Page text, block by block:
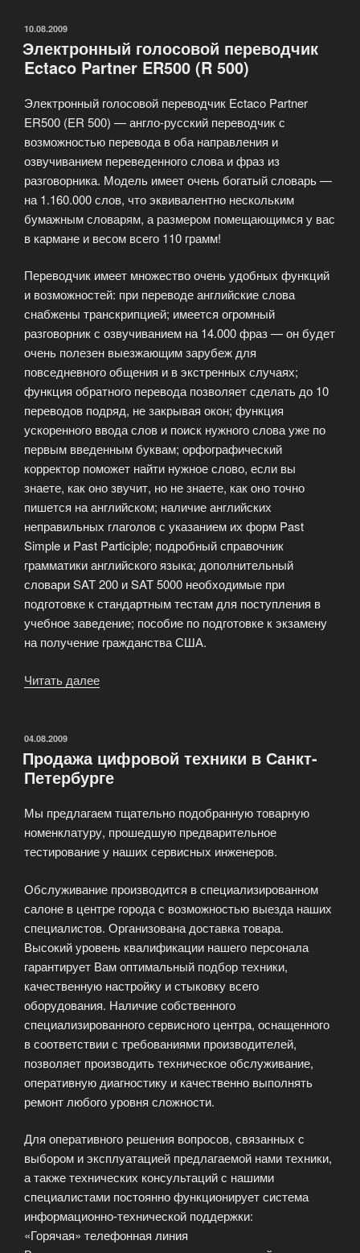
HP
и
в
нашем
магазине!»
ОПУБЛИКОВАНО
10.08.2009
Электронный голосовой переводчик
Ectaco Partner ER500 (R 500)
Электронный голосовой переводчик Ectaco Partner
ER500 (ER 500) — англо-русский переводчик с
возможностью перевода в оба направления и
озвучиванием переведенного слова и фраз из
разговорника. Модель имеет очень богатый словарь —
на 1.160.000 слов, что эквивалентно нескольким
бумажным словарям, а размером помещающимся у вас
в кармане и весом всего 110 грамм!
Переводчик имеет множество очень удобных функций
и возможностей: при переводе английские слова
снабжены транскрипцией; имеется огромный
разговорник с озвучиванием на 14.000 фраз — он будет
очень полезен выезжающим зарубеж для
повседневного общения и в экстренных случаях;
функция обратного перевода позволяет сделать до 10
переводов подряд, не закрывая окон; функция
ускоренного ввода слов и поиск нужного слова уже по
первым введенным буквам; орфографический
корректор поможет найти нужное слово, если вы
знаете, как оно звучит, но не знаете, как оно точно
пишется на английском; наличие английских
неправильных глаголов с указанием их форм Past
Simple и Past Participle; подробный справочник
грамматики английского языка; дополнительный
словари SAT 200 и SAT 5000 необходимые при
подготовке к стандартным тестам для поступления в
учебное заведение; пособие по подготовке к экзамену
на получение гражданства США.
Читать далее
Partner
ER500
500)»
ОПУБЛИКОВАНО
04.08.2009
Продажа цифровой техники в Санкт-
Петербурге
Мы предлагаем тщательно подобранную товарную
номенклатуру, прошедшую предварительное
тестирование у наших сервисных инженеров.
Обслуживание производится в специализированном
салоне в центре города с возможностью выезда наших
специалистов. Организована доставка товара.
Высокий уровень квалификации нашего персонала
гарантирует Вам оптимальный подбор техники,
качественную настройку и стыковку всего
оборудования. Наличие собственного
специализированного сервисного центра, оснащенного
в соответствии с требованиями производителей,
позволяет производить техническое обслуживание,
оперативную диагностику и качественно выполнять
ремонт любого уровня сложности.
Для оперативного решения вопросов, связанных с
выбором и эксплуатацией предлагаемой нами техники,
а также технических консультаций с нашими
специалистами постоянно функционирует система
информационно-технической поддержки:
«Горячая» телефонная линия